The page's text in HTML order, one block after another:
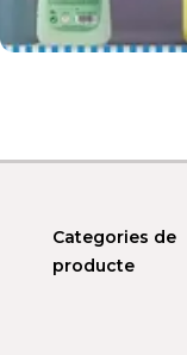
Categories de
producte